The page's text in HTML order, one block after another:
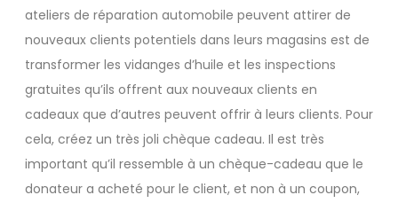
ateliers de réparation automobile peuvent attirer de
nouveaux clients potentiels dans leurs magasins est de
transformer les vidanges d’huile et les inspections
gratuites qu’ils offrent aux nouveaux clients en
cadeaux que d’autres peuvent offrir à leurs clients. Pour
cela, créez un très joli chèque cadeau. Il est très
important qu’il ressemble à un chèque-cadeau que le
donateur a acheté pour le client, et non à un coupon,